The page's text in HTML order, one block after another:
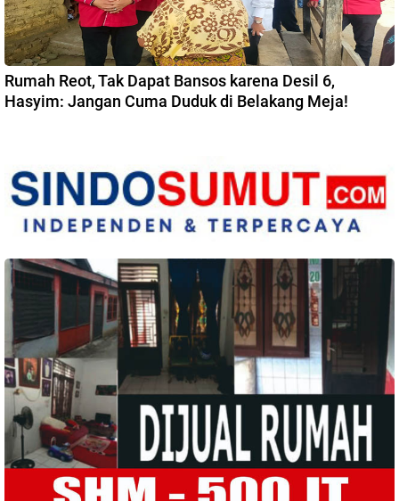
Rumah Reot, Tak Dapat Bansos karena Desil 6,
Hasyim: Jangan Cuma Duduk di Belakang Meja!